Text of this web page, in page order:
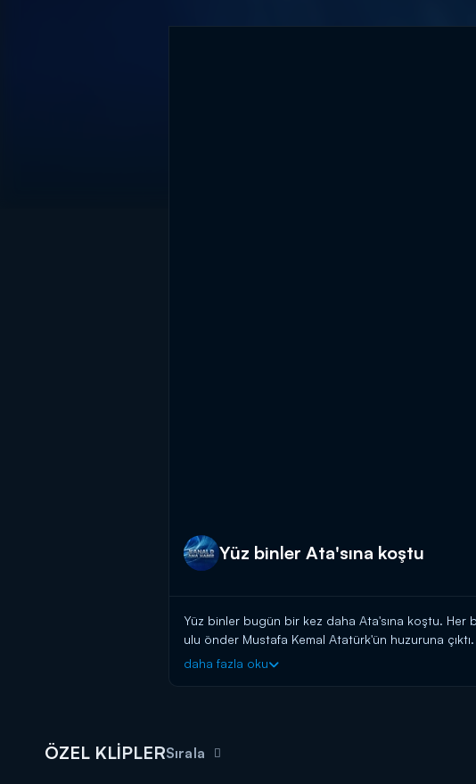
Yüz binler Ata'sına koştu
Yüz binler bugün bir kez daha Ata'sına koştu.
ulu önder Mustafa Kemal Atatürk'ün huzuruna çıktı.
Kanal D Haber, hafta içi her akşam Kanal D'de!
daha fazla oku
ÖZEL KLİPLERSırala